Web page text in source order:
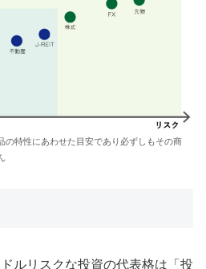
特性にあわせた目安であり必ずしもその商
ルリスクな投資の代表格は「投